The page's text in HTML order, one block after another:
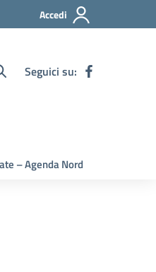
Accedi
Seguici su:
– Agenda Nord